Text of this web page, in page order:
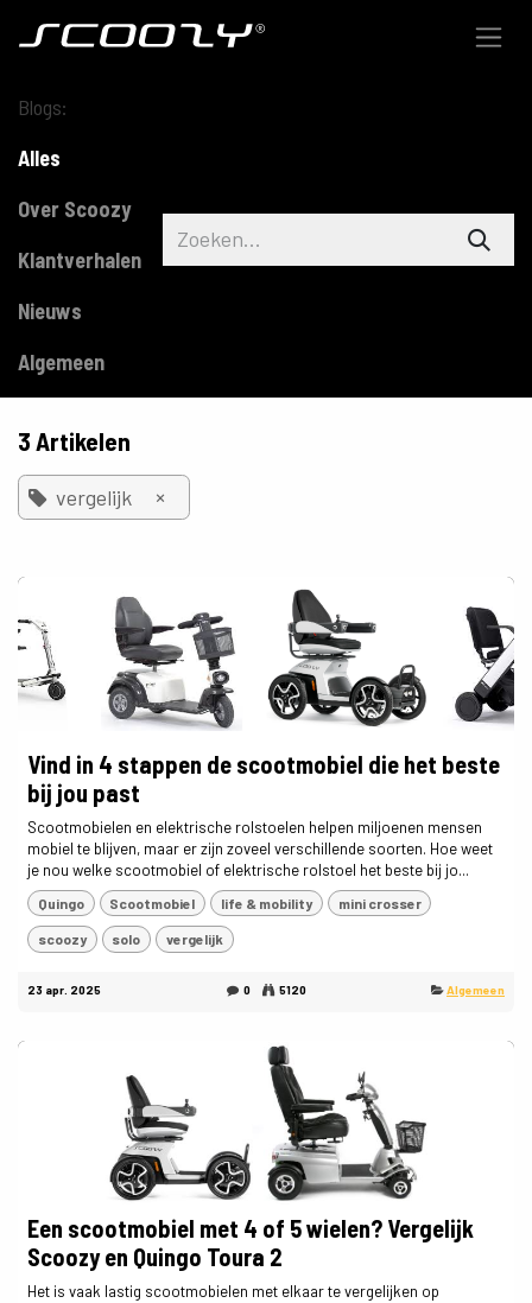
Blogs:
Alles
Over Scoozy
Klantverhalen
Nieuws
Algemeen
3 Artikelen
vergelijk ×
Vind in 4 stappen de scootmobiel die het beste
bij jou past
Scootmobielen en elektrische rolstoelen helpen miljoenen mensen
mobiel te blijven, maar er zijn zoveel verschillende soorten. Hoe weet
je nou welke scootmobiel of elektrische rolstoel het beste bij jo...
Quingo Scootmobiel life & mobility mini crosser
scoozy solo vergelijk
23 apr. 2025 0 5120 Algemeen
Een scootmobiel met 4 of 5 wielen? Vergelijk
Scoozy en Quingo Toura 2
Het is vaak lastig scootmobielen met elkaar te vergelijken op